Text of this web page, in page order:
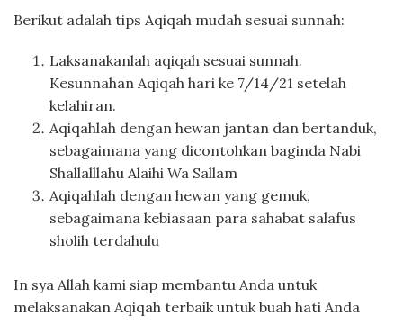
Berikut adalah tips Aqiqah mudah sesuai sunnah:
Laksanakanlah aqiqah sesuai sunnah.
Kesunnahan Aqiqah hari ke 7/14/21 setelah
kelahiran.
Aqiqahlah dengan hewan jantan dan bertanduk,
sebagaimana yang dicontohkan baginda Nabi
Shallalllahu Alaihi Wa Sallam
Aqiqahlah dengan hewan yang gemuk,
sebagaimana kebiasaan para sahabat salafus
sholih terdahulu
In sya Allah kami siap membantu Anda untuk
melaksanakan Aqiqah terbaik untuk buah hati Anda